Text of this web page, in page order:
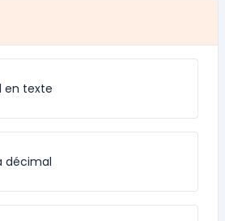
en texte
décimal